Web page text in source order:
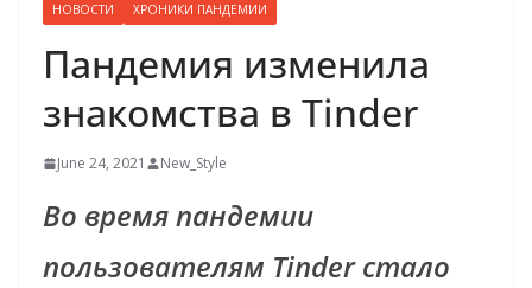
НОВОСТИ ХРОНИКИ ПАНДЕМИИ
Пандемия изменила
знакомства в Tinder
June 24, 2021 New_Style
Во время пандемии
пользователям Tinder стало